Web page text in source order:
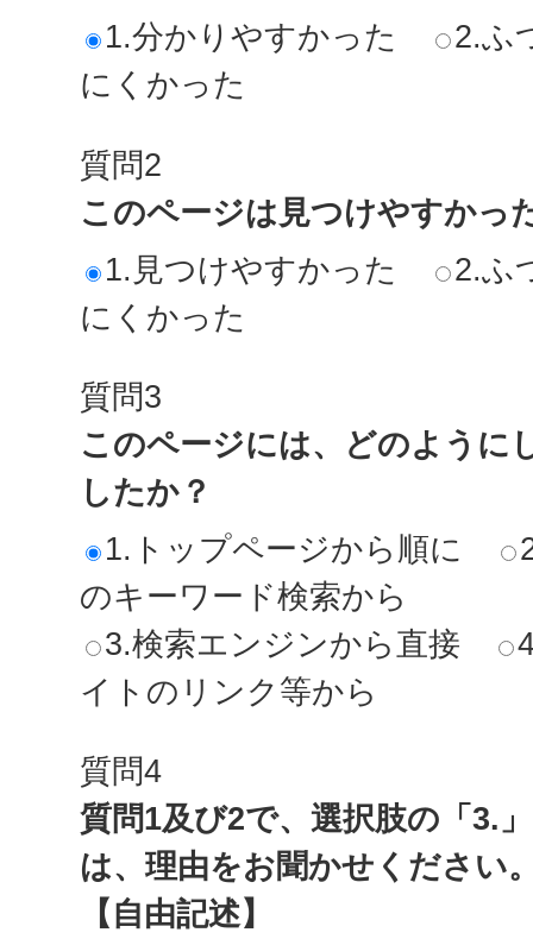
1.分かりやすかった
2.ふ
にくかった
質問2
このページは見つけやすかっ
1.見つけやすかった
2.ふ
にくかった
質問3
このページには、どのように
したか？
1.トップページから順に
のキーワード検索から
3.検索エンジンから直接
イトのリンク等から
質問4
質問1及び2で、選択肢の「3.
は、理由をお聞かせください
【自由記述】